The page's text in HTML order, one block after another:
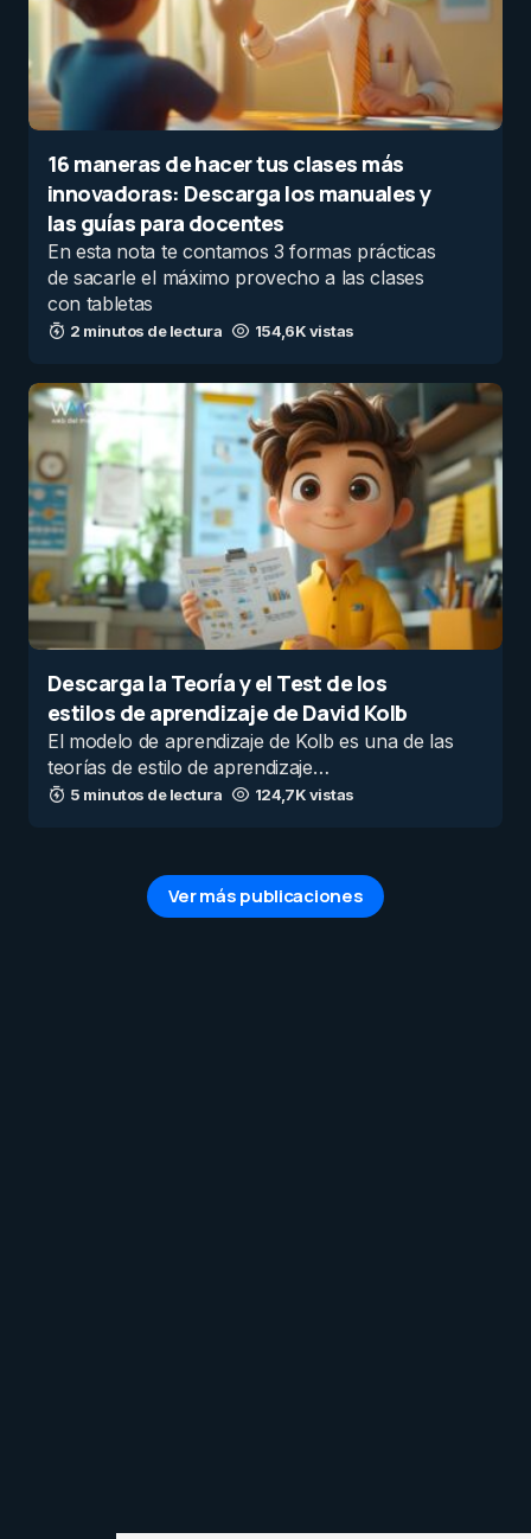
16 maneras de hacer tus clases más
innovadoras: Descarga los manuales y
las guías para docentes
En esta nota te contamos 3 formas prácticas
de sacarle el máximo provecho a las clases
con tabletas
2 minutos de lectura 154,6K vistas
Descarga la Teoría y el Test de los
estilos de aprendizaje de David Kolb
El modelo de aprendizaje de Kolb es una de las
teorías de estilo de aprendizaje…
5 minutos de lectura 124,7K vistas
Ver más publicaciones